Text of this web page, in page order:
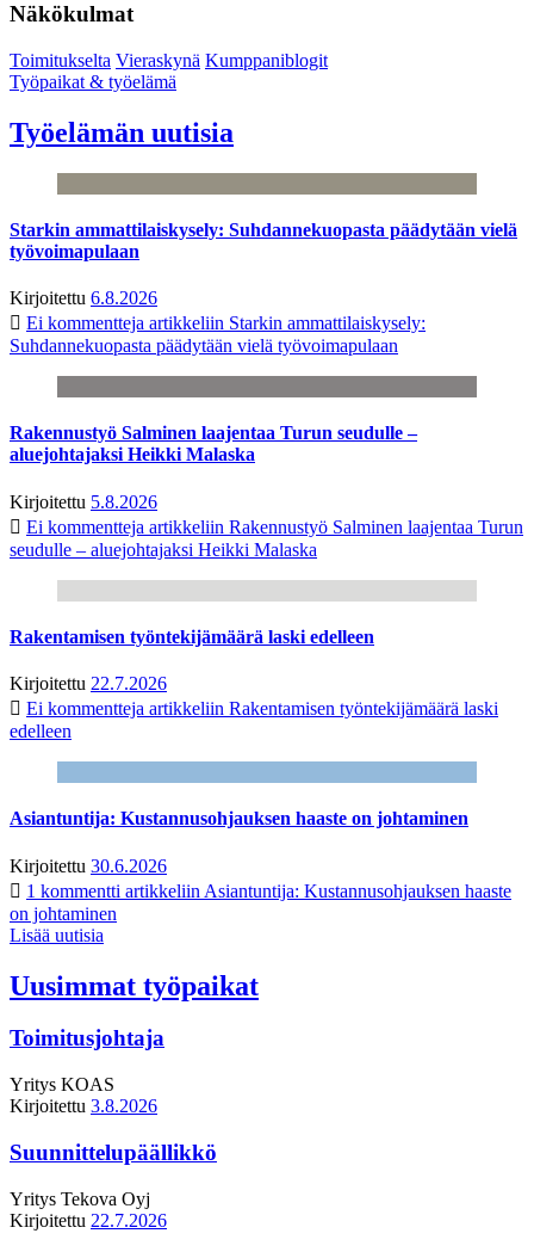
Näkökulmat
Toimitukselta Vieraskynä Kumppaniblogit
Työpaikat & työelämä
Työelämän uutisia
Starkin ammattilaiskysely: Suhdannekuopasta päädytään vielä
työvoimapulaan
Kirjoitettu 6.8.2026
Ei kommentteja artikkeliin Starkin ammattilaiskysely:
Suhdannekuopasta päädytään vielä työvoimapulaan
Rakennustyö Salminen laajentaa Turun seudulle –
aluejohtajaksi Heikki Malaska
Kirjoitettu 5.8.2026
Ei kommentteja artikkeliin Rakennustyö Salminen laajentaa Turun
seudulle – aluejohtajaksi Heikki Malaska
Rakentamisen työntekijämäärä laski edelleen
Kirjoitettu 22.7.2026
Ei kommentteja artikkeliin Rakentamisen työntekijämäärä laski
edelleen
Asiantuntija: Kustannusohjauksen haaste on johtaminen
Kirjoitettu 30.6.2026
1 kommentti artikkeliin Asiantuntija: Kustannusohjauksen haaste
on johtaminen
Lisää uutisia
Uusimmat työpaikat
Toimitusjohtaja
Yritys KOAS
Kirjoitettu 3.8.2026
Suunnittelupäällikkö
Yritys Tekova Oyj
Kirjoitettu 22.7.2026